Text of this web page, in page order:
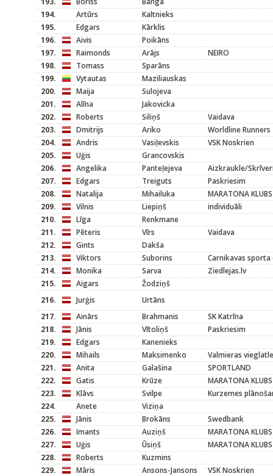
194.
Artūrs
Kaltnieks
195.
Edgars
Kārklis
196.
Aivis
Poikāns
197.
Raimonds Arājs
NEIRO
198.
Tomass
Sparāns
199.
Vytautas
Maziliauskas
200.
Maija
Sulojeva
201.
Alīna
Jakovicka
202.
Roberts Siliņš
Vaidava
203.
Dmitrijs Ariko
Worldline Runners
204.
Andris Vasiļevskis
VSK Noskrien
205.
Uģis
Grancovskis
206.
Angelika Panteļejeva
Aizkraukle/
207.
Edgars Treiguts
Paskriesim
208.
Natalija Mihailuka
MARATONA KLUBS
209.
Vilnis Liepiņš
individuāli
210.
Līga
Renkmane
211.
Pēteris Vīrs
Vaidava
212.
Gints
Dakša
213.
Viktors Suborins
Carnikavas sporta
214.
Monika Sarva
Ziedlejas.lv
215.
Aigars
Žodziņš
216.
Jurģis
Urtāns
217.
Ainārs Brahmanis
SK Katrīna
218.
Jānis Vītoliņš
Paskriesim
219.
Edgars
Kanenieks
220.
Mihails Maksimenko
Valmieras
221.
Anita Galašina
SPORTLAND
222.
Gatis Krūze
MARATONA
223.
Klāvs Svilpe
Kurzemes
224.
Anete
Viziņa
225.
Jānis Brokāns
Swedbank
226.
Imants Auziņš
MARATONA KLUBS
227.
Uģis Ūsiņš
MARATONA KLUBS
228.
Roberts
Kuzmins
229.
Māris Ansons-Jansons
VSK Noskrien